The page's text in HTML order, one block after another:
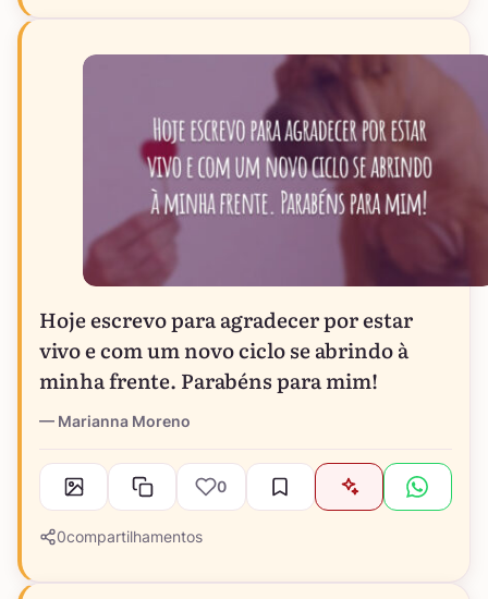
Hoje escrevo para agradecer por estar
vivo e com um novo ciclo se abrindo à
minha frente. Parabéns para mim!
Marianna Moreno
0
0compartilhamentos